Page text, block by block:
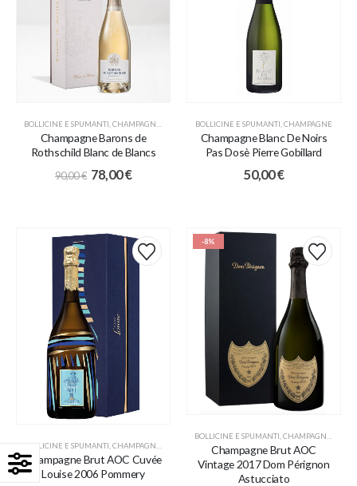
BOLLICINE E SPUMANTI CHAMPAGNE COFANETTI, IDEE REGALO,PROMO
Champagne Barons de
Rothschild Blanc de Blancs
90,00€ 78,00€
BOLLICINE E SPUMANTI CHAMPAGNE
Champagne Blanc De Noirs
Pas Dosè Pierre Gobillard
50,00€
BOLLICINE E SPUMANTI CHAMPAGNE COLLEZIONE RISERVE STORICHE IDEE REGALO
Champagne Brut AOC Cuvée
Louise 2006 Pommery
-8%
BOLLICINE E SPUMANTI CHAMPAGNE
Champagne Brut AOC
Vintage 2017 Dom Pérignon
Astucciato